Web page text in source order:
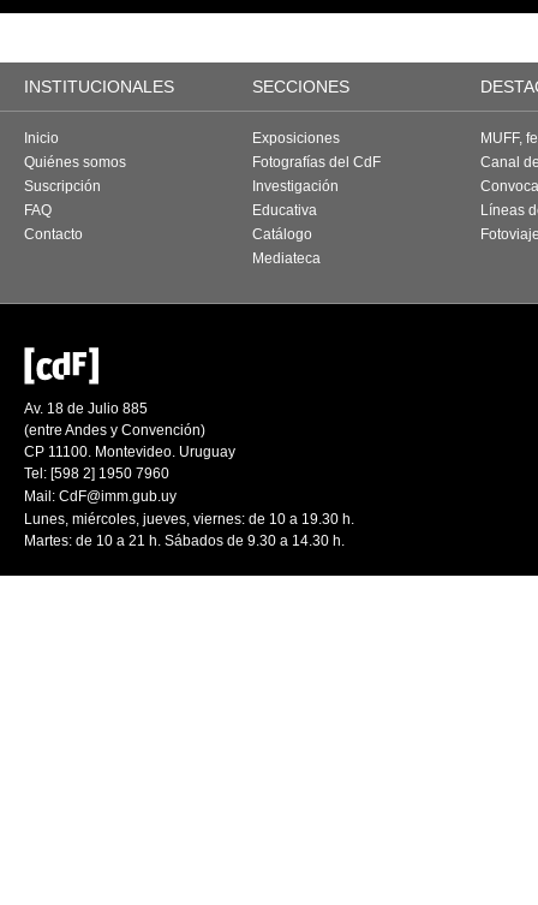
INSTITUCIONALES SECCIONES
Inicio
Quiénes somos
Suscripción
FAQ
Contacto
Exposiciones
Fotografías del CdF
Investigación
Educativa
Catálogo
Mediateca
MUFF,
Canal
Líneas
Av. 18 de Julio 885
(entre Andes y Convención)
CP 11100. Montevideo. Uruguay
Tel: [598 2] 1950 7960
Mail: CdF@imm.gub.uy
Lunes, miércoles, jueves, viernes: de 10 a 19.30 h.
Martes: de 10 a 21 h. Sábados de 9.30 a 14.30 h.